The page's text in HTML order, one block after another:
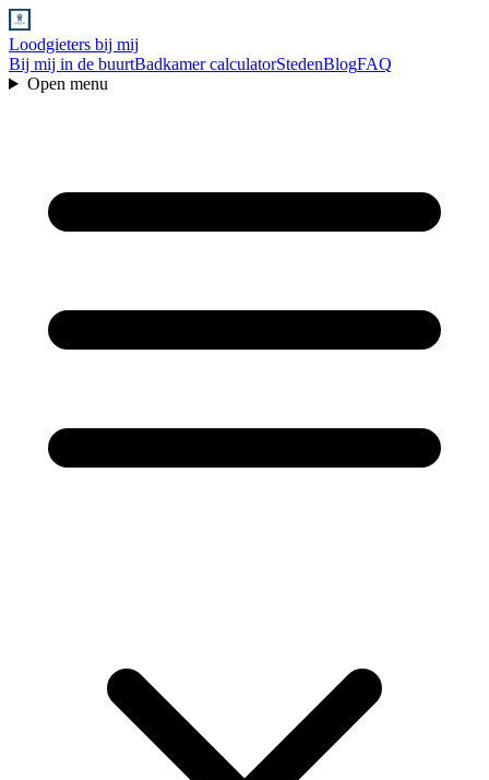
Loodgieters bij mij
Bij mij in de buurtBadkamer calculatorStedenBlogFAQ
Open menu